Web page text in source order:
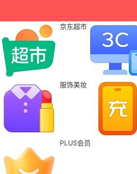
京东超市
服饰美妆
PLUS会员